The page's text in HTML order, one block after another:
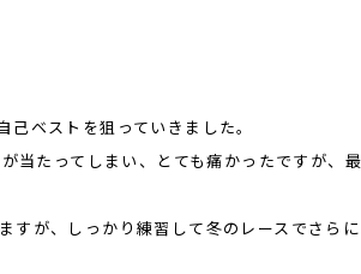
ベストを狙っていきました。
当たってしまい、とても痛かったですが、
すが、しっかり練習して冬のレースでさら